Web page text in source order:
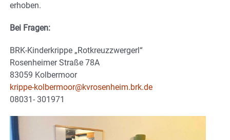
erhoben.
Bei Fragen:
BRK-Kinderkrippe „Rotkreuzzwergerl“
Rosenheimer Straße 78A
83059 Kolbermoor
krippe-kolbermoor@kvrosenheim.brk.de
08031- 301971